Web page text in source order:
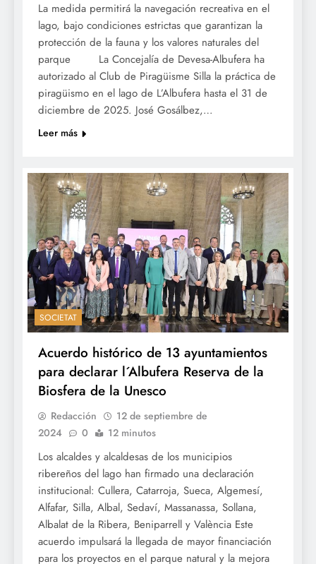
La medida permitirá la navegación recreativa en el
lago, bajo condiciones estrictas que garantizan la
protección de la fauna y los valores naturales del
parque La Concejalía de Devesa-Albufera ha
autorizado al Club de Piragüisme Silla la práctica de
piragüismo en el lago de L’Albufera hasta el 31 de
diciembre de 2025. José Gosálbez,…
Leer más
SOCIETAT
Acuerdo histórico de 13 ayuntamientos
para declarar l´Albufera Reserva de la
Biosfera de la Unesco
Redacción
12 de septiembre de
2024
0 12 minutos
Los alcaldes y alcaldesas de los municipios
ribereños del lago han firmado una declaración
institucional: Cullera, Catarroja, Sueca, Algemesí,
Alfafar, Silla, Albal, Sedaví, Massanassa, Sollana,
Albalat de la Ribera, Beniparrell y València Este
acuerdo impulsará la llegada de mayor financiación
para los proyectos en el parque natural y la mejora